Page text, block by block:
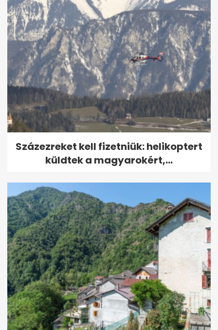
Százezreket kell fizetniük: helikoptert
küldtek a magyarokért,...